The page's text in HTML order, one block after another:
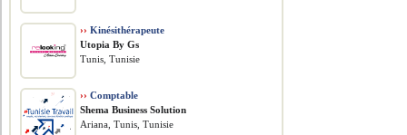
›› Kinésithérapeute
Utopia By Gs
Tunis, Tunisie
›› Comptable
Shema Business Solution
Ariana, Tunis, Tunisie